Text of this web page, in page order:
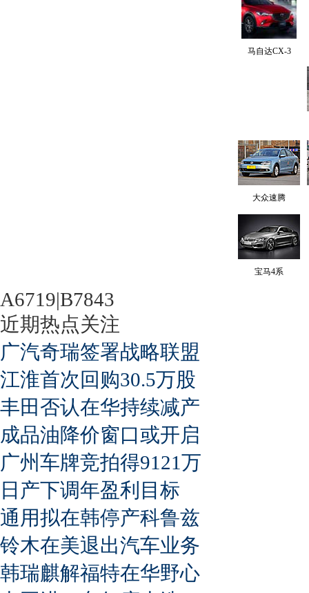
马自达CX-3
大众速腾
宝马4系
A6719|B7843
近期热点关注
广汽奇瑞签署战略联盟
江淮首次回购30.5万股
丰田否认在华持续减产
成品油降价窗口或开启
广州车牌竞拍得9121万
日产下调年盈利目标
通用拟在韩停产科鲁兹
铃木在美退出汽车业务
韩瑞麒解福特在华野心